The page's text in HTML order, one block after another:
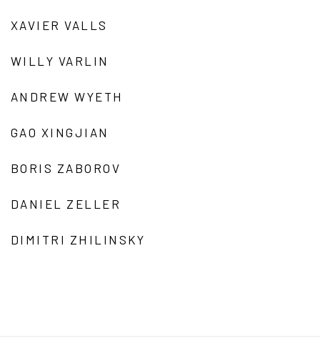
XAVIER VALLS
WILLY VARLIN
ANDREW WYETH
GAO XINGJIAN
BORIS ZABOROV
DANIEL ZELLER
DIMITRI ZHILINSKY